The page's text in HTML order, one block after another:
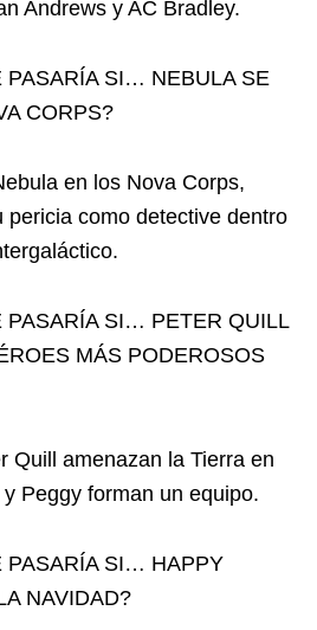
Andrews y AC Bradley.
PASARÍA SI… NEBULA SE
CORPS?
en los Nova Corps,
pericia como detective dentro
PASARÍA SI… PETER QUILL
MÁS PODEROSOS
Quill amenazan la Tierra en
Peggy forman un equipo.
PASARÍA SI… HAPPY
NAVIDAD?